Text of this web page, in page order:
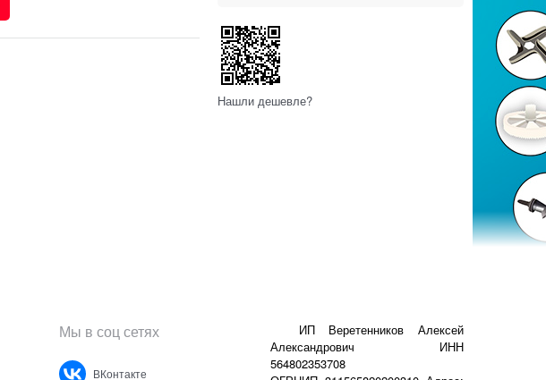
Нашли дешевле?
Мы в соц сетях
ВКонтакте
ИП Веретенников Алексей
Александрович ИНН
564802353708